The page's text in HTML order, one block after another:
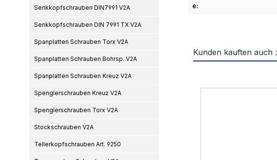
Senkkopfschrauben DIN7991 V2A
Senkkopfschrauben DIN 7991 TX V2A
Spanplatten Schrauben Torx V2A
Spanplatten Schrauben Bohrsp. V2A
Spanplatten Schrauben Kreuz V2A
Spenglerschrauben Kreuz V2A
Spenglerschrauben Torx V2A
Stockschrauben V2A
Tellerkopfschrauben Art. 9250
e:
Kunden kauften auch :